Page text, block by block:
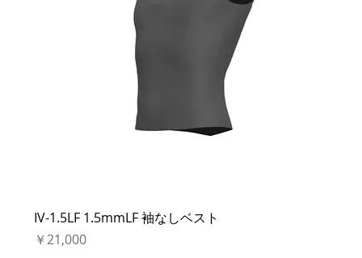
IV-1.5LF 1.5mmLF 袖なしベスト
価格
￥21,000